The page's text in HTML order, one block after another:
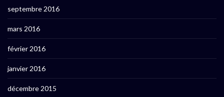
septembre 2016
mars 2016
février 2016
janvier 2016
décembre 2015